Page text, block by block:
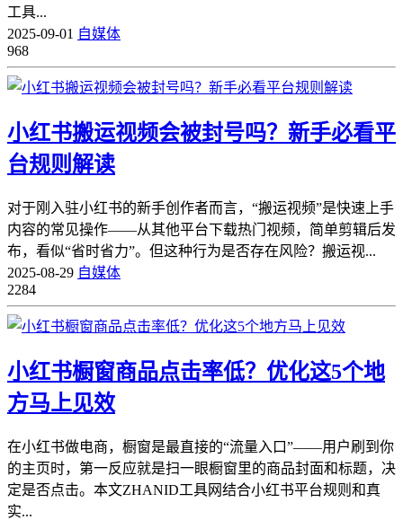
工具...
2025-09-01 自媒体
968
小红书搬运视频会被封号吗？新手必看平
台规则解读
对于刚入驻小红书的新手创作者而言，“搬运视频”是快速上手
内容的常见操作——从其他平台下载热门视频，简单剪辑后发
布，看似“省时省力”。但这种行为是否存在风险？搬运视...
2025-08-29 自媒体
2284
小红书橱窗商品点击率低？优化这5个地
方马上见效
在小红书做电商，橱窗是最直接的“流量入口”——用户刷到你
的主页时，第一反应就是扫一眼橱窗里的商品封面和标题，决
定是否点击。本文ZHANID工具网结合小红书平台规则和真
实...